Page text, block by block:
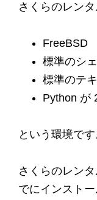
さくらのレン
FreeBSD
標準のシ
標準のテ
Python が
という環境です
さくらのレン
でにインストー